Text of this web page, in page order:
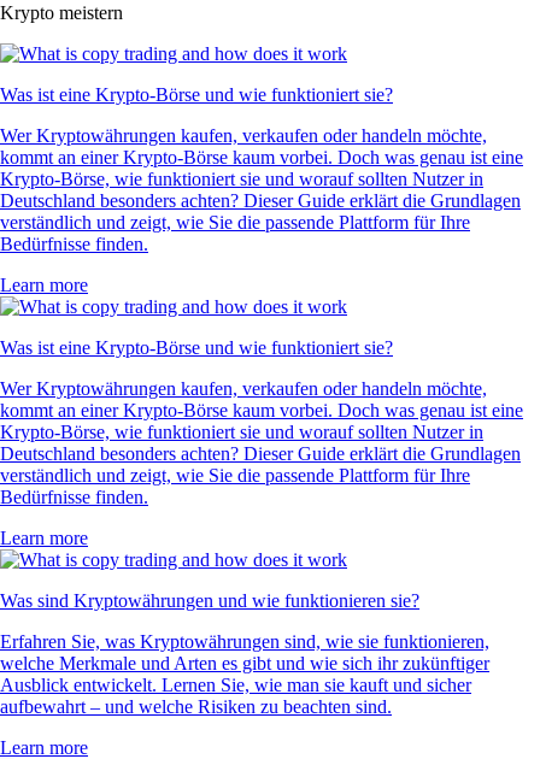
Krypto meistern
Was ist eine Krypto-Börse und wie funktioniert sie?
Wer Kryptowährungen kaufen, verkaufen oder handeln möchte,
kommt an einer Krypto-Börse kaum vorbei. Doch was genau ist eine
Krypto-Börse, wie funktioniert sie und worauf sollten Nutzer in
Deutschland besonders achten? Dieser Guide erklärt die Grundlagen
verständlich und zeigt, wie Sie die passende Plattform für Ihre
Bedürfnisse finden.
Learn more
Was ist eine Krypto-Börse und wie funktioniert sie?
Wer Kryptowährungen kaufen, verkaufen oder handeln möchte,
kommt an einer Krypto-Börse kaum vorbei. Doch was genau ist eine
Krypto-Börse, wie funktioniert sie und worauf sollten Nutzer in
Deutschland besonders achten? Dieser Guide erklärt die Grundlagen
verständlich und zeigt, wie Sie die passende Plattform für Ihre
Bedürfnisse finden.
Learn more
Was sind Kryptowährungen und wie funktionieren sie?
Erfahren Sie, was Kryptowährungen sind, wie sie funktionieren,
welche Merkmale und Arten es gibt und wie sich ihr zukünftiger
Ausblick entwickelt. Lernen Sie, wie man sie kauft und sicher
aufbewahrt – und welche Risiken zu beachten sind.
Learn more